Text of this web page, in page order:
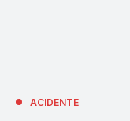
ACIDENTE